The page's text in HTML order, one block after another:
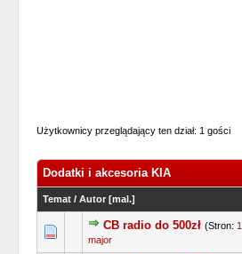
Użytkownicy przeglądający ten dział: 1 gości
Dodatki i akcesoria KIA
Temat / Autor [mal.]
CB radio do 500zł (Stron: 1
major
0 głosów -